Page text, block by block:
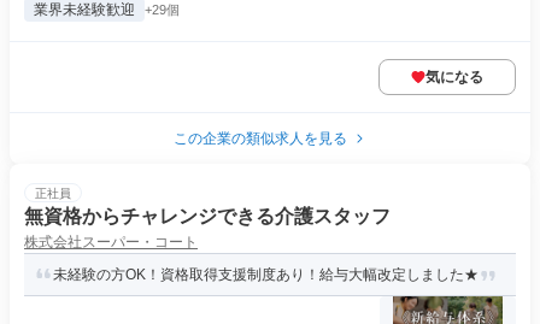
業界未経験歓迎 +29個
気になる
この企業の類似求人を見る
正社員
無資格からチャレンジできる介護スタッフ
株式会社スーパー・コート
未経験の方OK！資格取得支援制度あり！給与大幅改定しました★